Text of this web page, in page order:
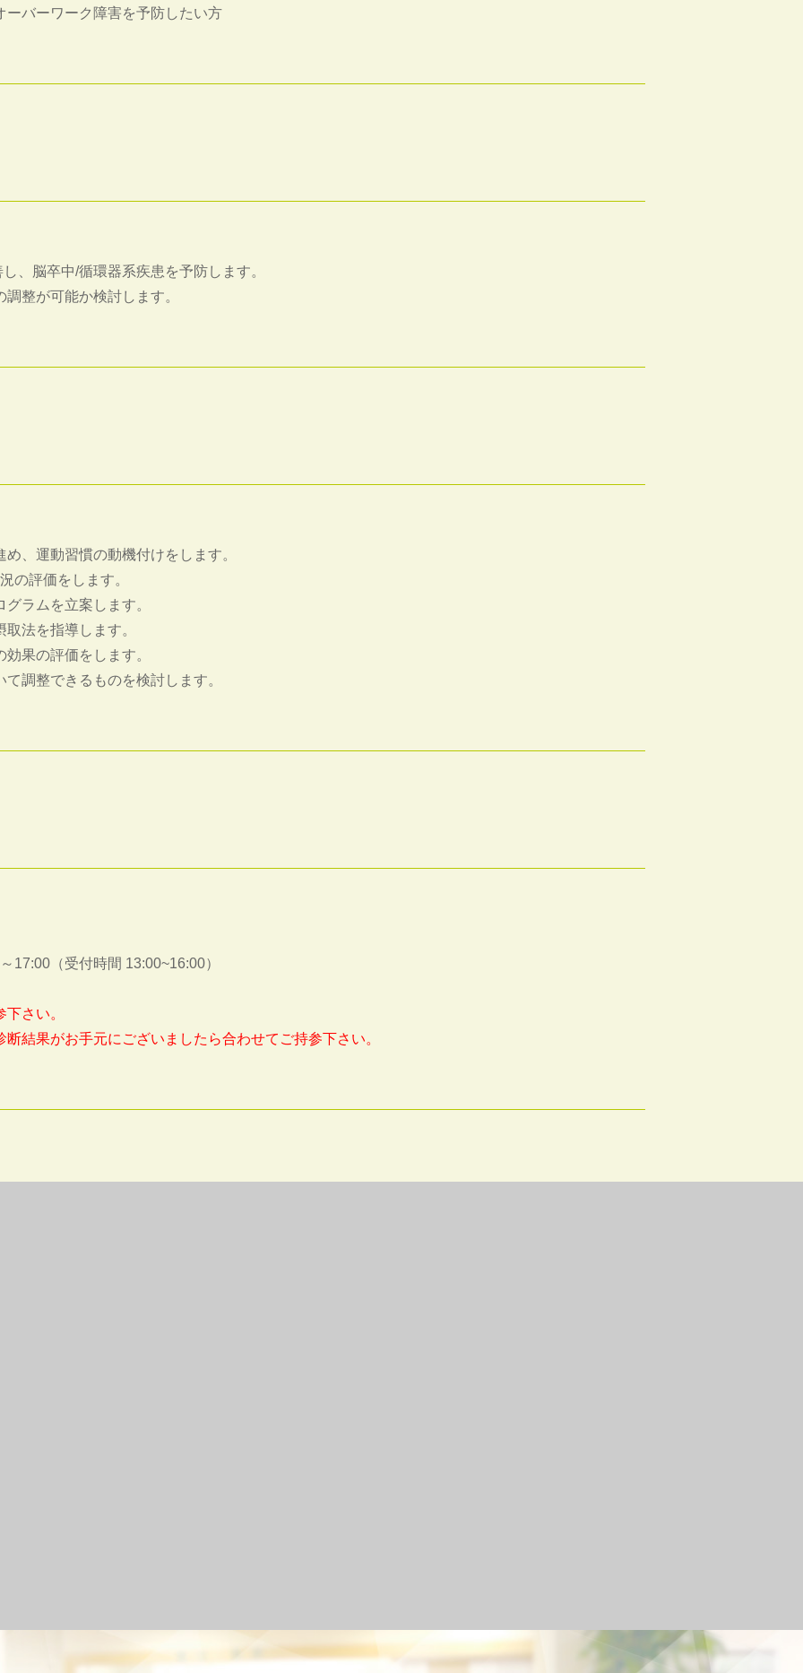
ーバーワーク障害を予防したい方
、脳卒中/循環器系疾患を予防します。
整が可能か検討します。
、運動習慣の動機付けをします。
の評価をします。
ラムを立案します。
法を指導します。
果の評価をします。
調整できるものを検討します。
（受付時間 13:00~16:00）
さい。
結果がお手元にございましたら合わせてご持参下さい。